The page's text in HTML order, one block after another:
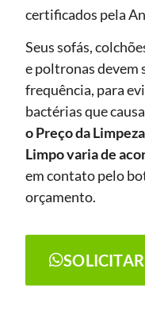
certificados pela
Seus sofás,
e poltronas devem
frequência, para
bactérias que
o Preço da
Limpovaria de
em contato pelo
orçamento.